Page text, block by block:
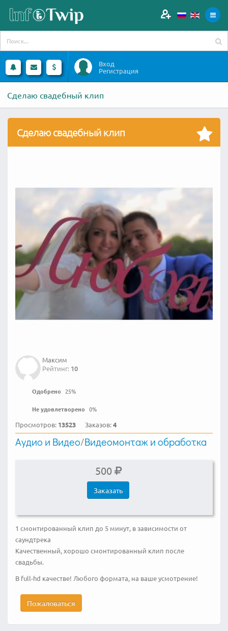
Вход
Регистрация
Сделаю свадебный клип
Сделаю свадебный клип
Максим
Рейтинг: 10
Одобрено 25%
Не удовлетворено 0%
Просмотров: 13523 Заказов:4
Аудио и Видео/Видеомонтаж и обработка
500
Заказать
1 смонтированный клип до 5 минут, в зависимости от
саундтрека
Качественный, хорошо смонтированный клип после
свадьбы.
В full-hd качестве! Любого формата, на ваше усмотрение!
Пожаловаться